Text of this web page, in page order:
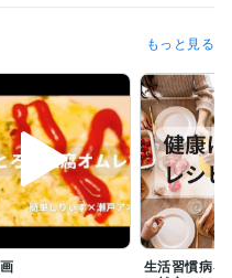
・コーチ 経験年数 : 10年
~ 現在
減らして健康に 心身のバラン
が実践できる 副業×投資×節約
のやさしい健康レシピ エジソ
短アイデアとスト…
女性自
性自身　夏にぴったり！冷やし
もっと見る
生活習慣病を